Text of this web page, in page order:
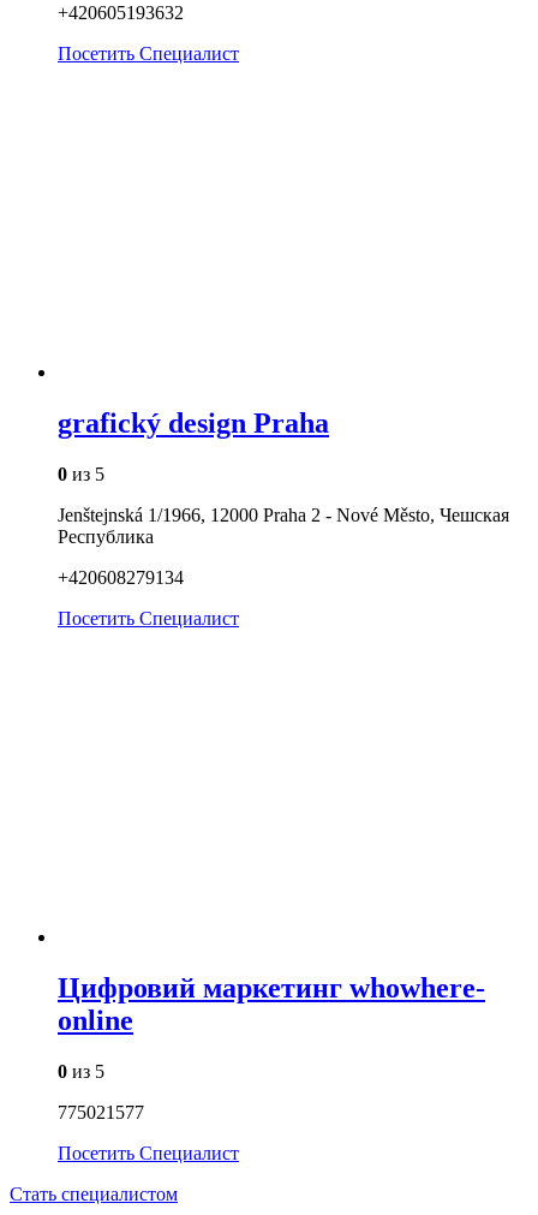
+420605193632
Посетить Специалист
grafický design Praha
0 из 5
Jenštejnská 1/1966, 12000 Praha 2 - Nové Město, Чешская
Республика
+420608279134
Посетить Специалист
Цифровий маркетинг whowhere-
online
0 из 5
775021577
Посетить Специалист
Стать специалистом